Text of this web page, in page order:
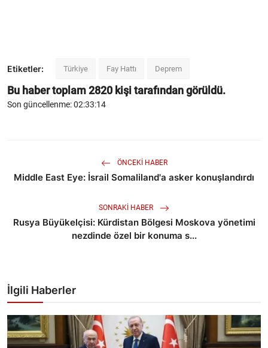
Etiketler: Türkiye Fay Hattı Deprem
Bu haber toplam2820 kişi tarafından görüldü.
Son güncellenme: 02:33:14
ÖNCEKI HABER
Middle East Eye: İsrail Somaliland'a asker konuşlandırdı
SONRAKI HABER
Rusya Büyükelçisi: Kürdistan Bölgesi Moskova yönetimi
nezdinde özel bir konuma s...
İlgili Haberler